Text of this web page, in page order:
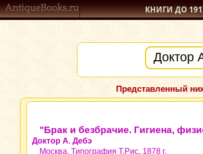
КНИГИ ДО
Представленный
"Брак и безбрачие. Гигиена,
Доктор А. Дебэ
Москва, Типография Т.Рис, 1878 г.